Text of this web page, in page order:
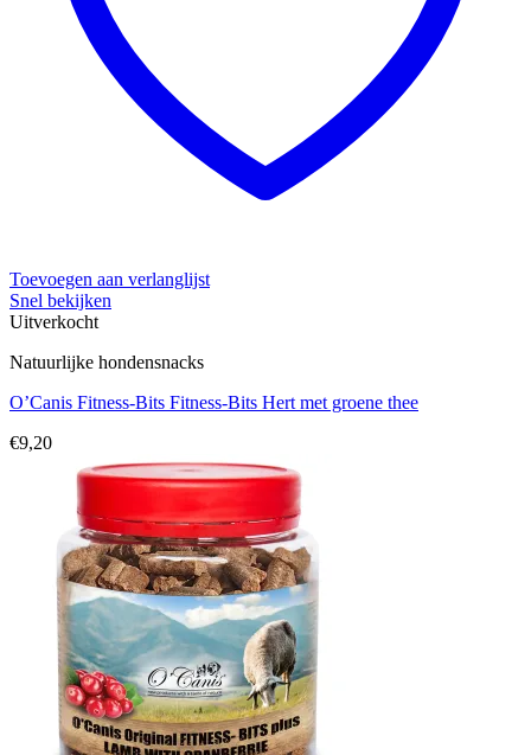
Toevoegen aan verlanglijst
Snel bekijken
Uitverkocht
Natuurlijke hondensnacks
O’Canis Fitness-Bits Fitness-Bits Hert met groene thee
€9,20